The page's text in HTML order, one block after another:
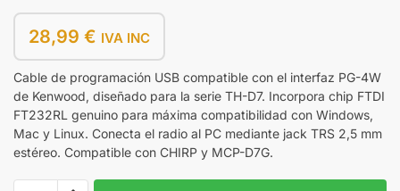
28,99 € IVA INC
Cable de programación USB compatible con el interfaz PG-4W
de Kenwood, diseñado para la serie TH-D7. Incorpora chip FTDI
FT232RL genuino para máxima compatibilidad con Windows,
Mac y Linux. Conecta el radio al PC mediante jack TRS 2,5 mm
estéreo. Compatible con CHIRP y MCP-D7G.